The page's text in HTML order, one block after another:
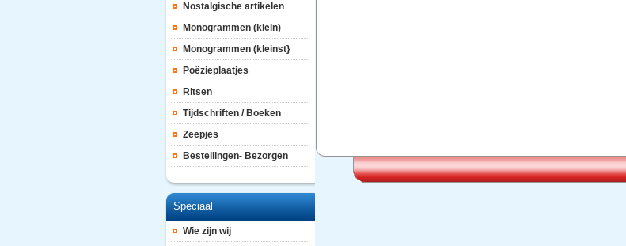
Nostalgische artikelen
Monogrammen (klein)
Monogrammen (kleinst}
Poëzieplaatjes
Ritsen
Tijdschriften / Boeken
Zeepjes
Bestellingen- Bezorgen
Speciaal
Wie zijn wij